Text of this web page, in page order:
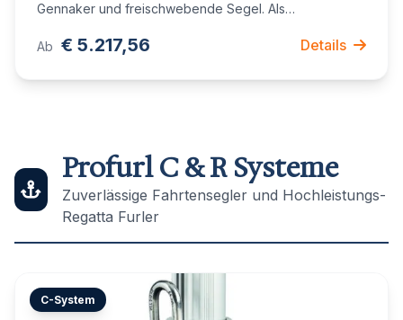
Gennaker und freischwebende Segel. Als
Ab € 5.217,56 Details
Profurl C & R Systeme
Zuverlässige Fahrtensegler und Hochleistungs-
Regatta Furler
C-System